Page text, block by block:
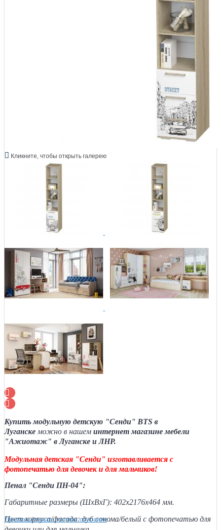
Кликните, чтобы открыть галерею
Купить модульную детскую "Сенди" BTS в
Луганске можно в нашем интернет магазине мебели
"Ажиотаж" в Луганске и ЛНР.
Модульная детская "Сенди" изготавливается с
фотопечатью для девочек и для мальчиков!
Пенал "Сенди ПН-04":
Габаритные размеры (ШхВхГ): 402х2176х464 мм.
Цвет корпуса/фасада: дуб сонома/белый с фотопечатью для
Показать/скрыть полное описание